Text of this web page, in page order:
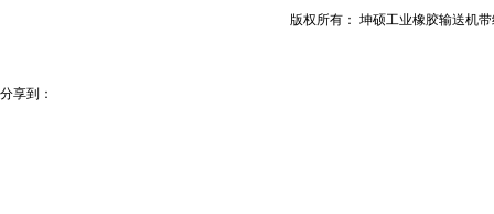
版权所有： 坤硕工业橡胶输送机
分享到：